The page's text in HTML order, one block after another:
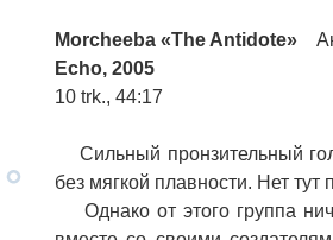
Morcheeba «The Antidote»
Echo, 2005
10 trk., 44:17
Сильный пронзительный
без мягкой плавности. Нет
Однако от этого группа